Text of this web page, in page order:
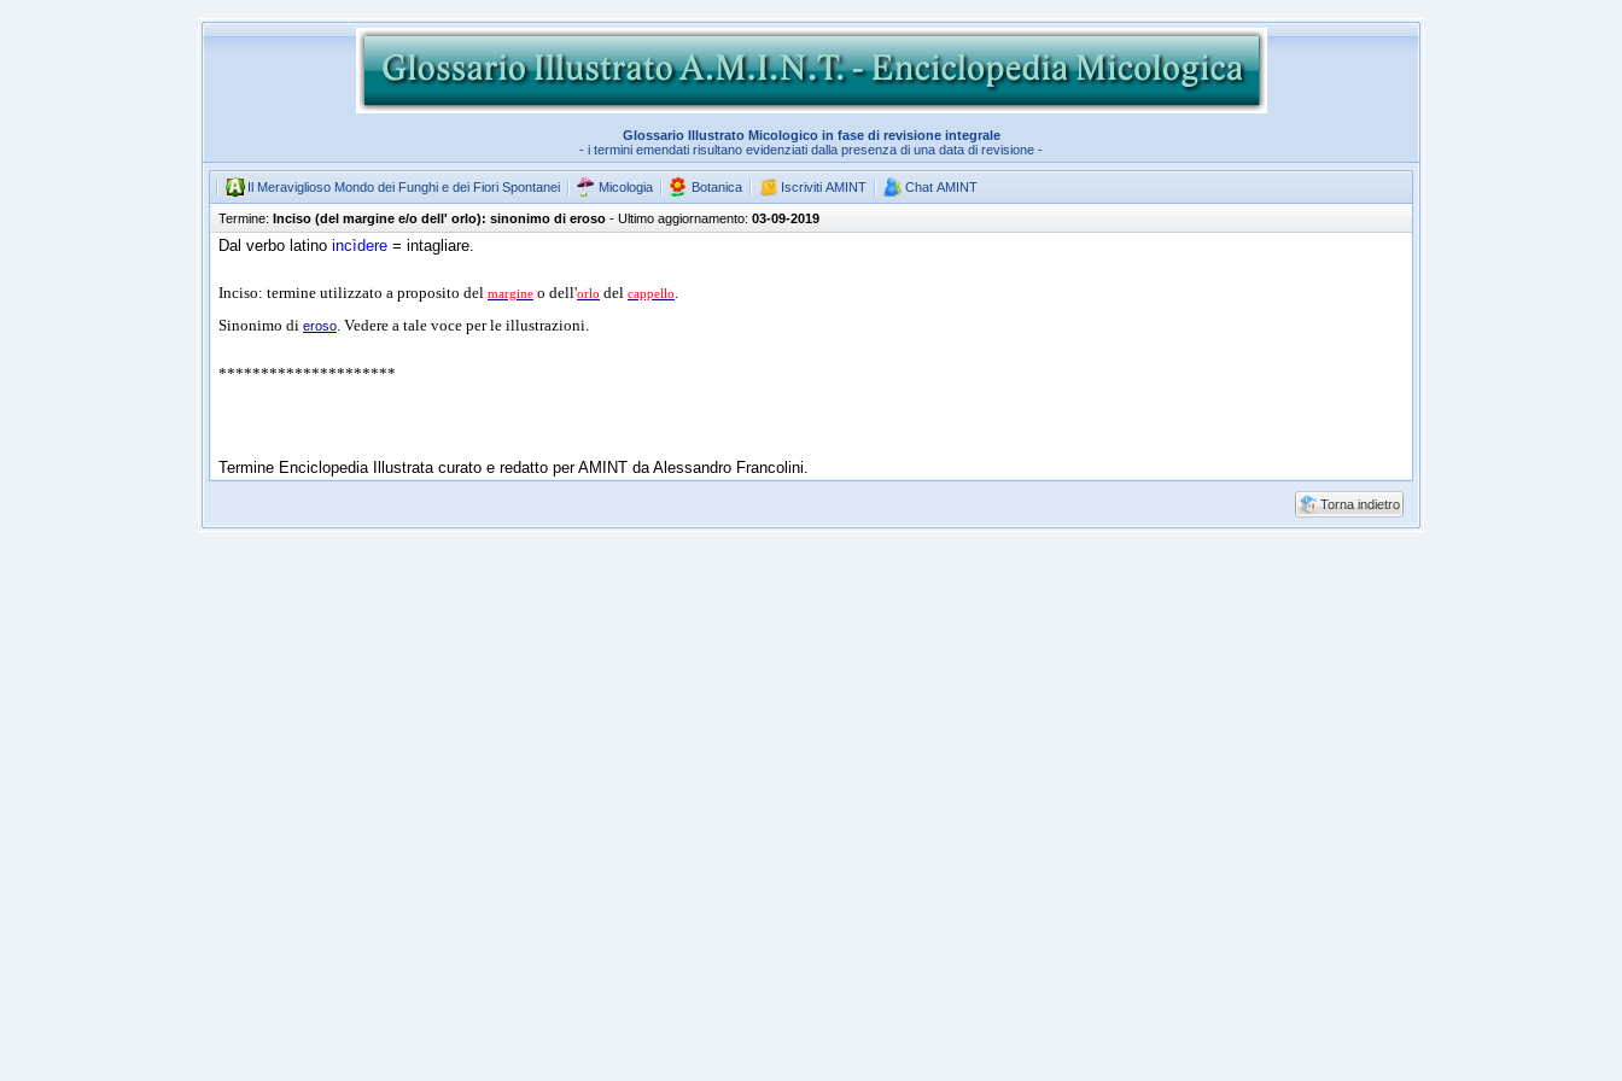
Glossario Illustrato Micologico in fase di revisione integrale
- i termini emendati risultano evidenziati dalla presenza di una data di revisione -
Il Meraviglioso Mondo dei Funghi e dei Fiori Spontanei Micologia Botanica Iscriviti AMINT Chat AMINT
Termine: Inciso (del margine e/o dell' orlo): sinonimo di eroso - Ultimo aggiornamento: 03-09-2019
Dal verbo latino incìdere = intagliare.
Inciso: termine utilizzato a proposito del margine o dell'orlo del cappello.
Sinonimo di eroso. Vedere a tale voce per le illustrazioni.
*********************
Termine Enciclopedia Illustrata curato e redatto per AMINT da Alessandro Francolini.
Torna indietro